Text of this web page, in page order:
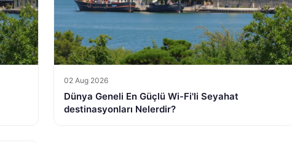
02 Aug 2026
Dünya Geneli En Güçlü Wi-Fi'li Seyahat
destinasyonları Nelerdir?